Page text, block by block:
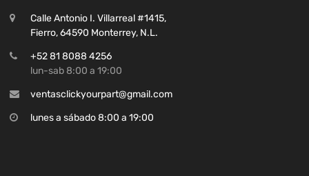
Calle Antonio I. Villarreal #1415,
Fierro, 64590 Monterrey, N.L.
+52 81 8088 4256
lun-sab 8:00 a 19:00
ventasclickyourpart@gmail.com
lunes a sábado 8:00 a 19:00